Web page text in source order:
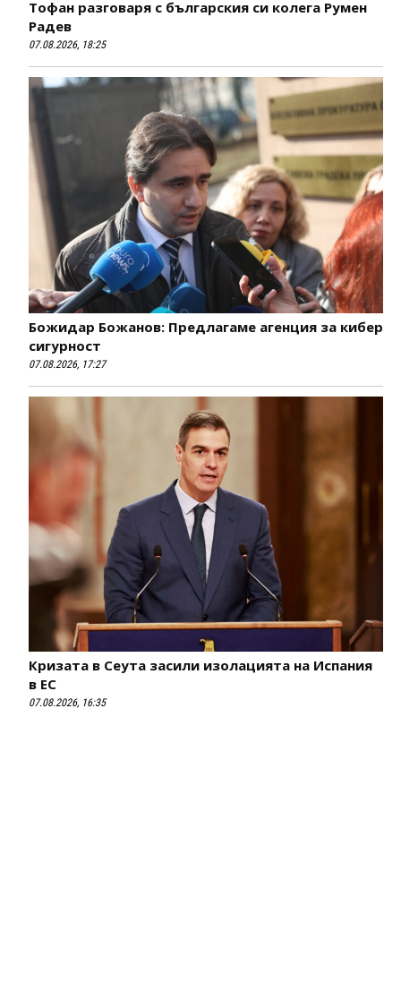
Тофан разговаря с българския си колега Румен
Радев
07.08.2026, 18:25
Божидар Божанов: Предлагаме агенция за кибер
сигурност
07.08.2026, 17:27
Кризата в Сеута засили изолацията на Испания
в ЕС
07.08.2026, 16:35